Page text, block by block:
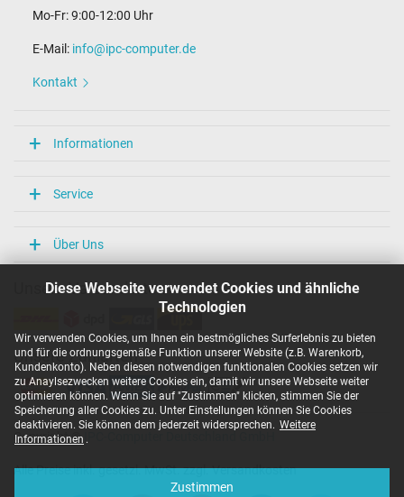
Diese Webseite verwendet Cookies und ähnliche
Technologien
Wir verwenden Cookies, um Ihnen ein bestmögliches Surferlebnis zu bieten
und für die ordnungsgemäße Funktion unserer Website (z.B. Warenkorb,
Kundenkonto). Neben diesen notwendigen funktionalen Cookies setzen wir
zu Anaylsezwecken weitere Cookies ein, damit wir unsere Webseite weiter
optimieren können. Wenn Sie auf "Zustimmen" klicken, stimmen Sie der
Speicherung aller Cookies zu. Unter Einstellungen können Sie Cookies
deaktivieren. Sie können dem jederzeit widersprechen. Weitere
Informationen .
Zustimmen
Mo-Fr: 9:00-12:00 Uhr
E-Mail: info@ipc-computer.de
Kontakt
Informationen
Service
Über Uns
Unsere Versandarten
Unsere Zahlarten
Copyright ©
Alle Preise inkl. gesetzl. MwSt. zzgl. Versandkosten